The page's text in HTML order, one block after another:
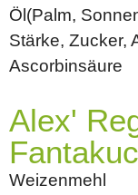
Öl(Palm,
Stärke, Zucker,
Ascorbinsäure
Alex'
Weizenmehl